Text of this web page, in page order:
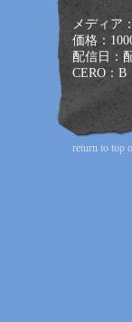
DSi
メディア
価格：
配信日：
CERO：B
return to top